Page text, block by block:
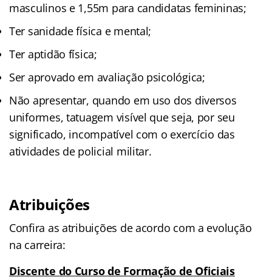
masculinos e 1,55m para candidatas femininas;
Ter sanidade física e mental;
Ter aptidão física;
Ser aprovado em avaliação psicológica;
Não apresentar, quando em uso dos diversos
uniformes, tatuagem visível que seja, por seu
significado, incompatível com o exercício das
atividades de policial militar.
Atribuições
Confira as atribuições de acordo com a evolução
na carreira:
Discente do Curso de Formação de Oficiais